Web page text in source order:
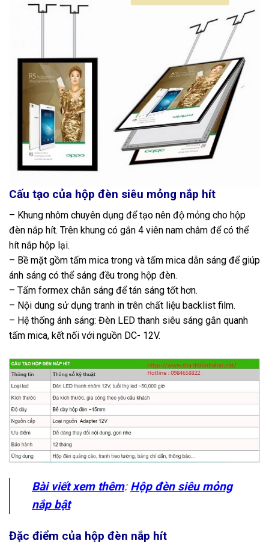
Cấu tạo của hộp đèn siêu mỏng nắp hít
– Khung nhôm chuyên dụng để tạo nên độ mỏng cho hộp
đèn nắp hít. Trên khung có gắn 4 viên nam châm để có thể
hít nắp hộp lại.
– Bề mặt gồm tấm mica trong và tấm mica dẫn sáng để giúp
ánh sáng có thể sáng đều trong hộp đèn.
– Tấm formex chắn sáng để tán sáng tốt hơn.
– Nội dung sử dụng tranh in trên chất liệu backlist film.
– Hệ thống ánh sáng: Đèn LED thanh siêu sáng gắn quanh
tấm mica, kết nối với nguồn DC- 12V.
Bài viết xem thêm: Hộp đèn siêu mỏng
nắp bật
Đặc điểm của hộp đèn nắp hít